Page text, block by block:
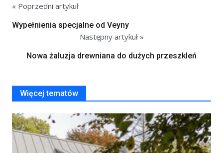
« Poprzedni artykuł
Wypełnienia specjalne od Veyny
Następny artykuł »
Nowa żaluzja drewniana do dużych przeszkleń
Więcej tematów